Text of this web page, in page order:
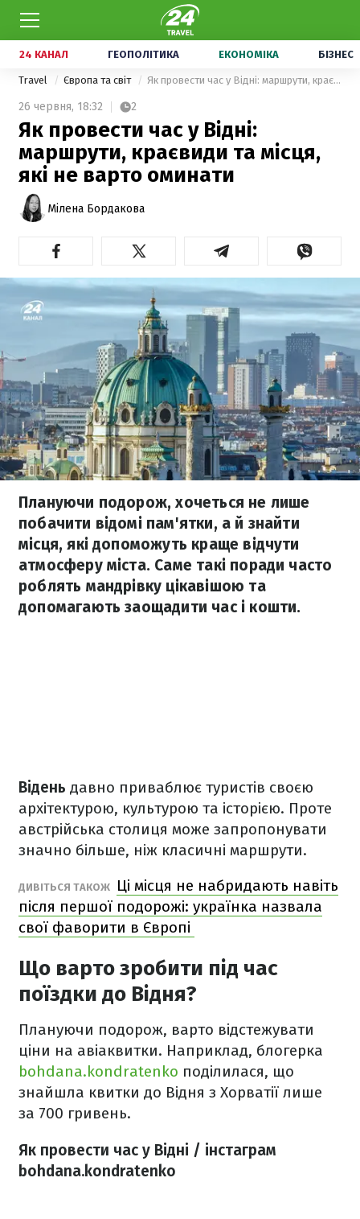
24 КАНАЛ ГЕОПОЛІТИКА ЕКОНОМІКА БІЗНЕС
Travel Європа та світ Як провести час у Відні: маршрути, краєвиди та місця, які не варто оминати
26 червня, 18:32 2
Як провести час у Відні:
маршрути, краєвиди та місця,
які не варто оминати
Мілена Бордакова
Плануючи подорож, хочеться не лише
побачити відомі пам'ятки, а й знайти
місця, які допоможуть краще відчути
атмосферу міста. Саме такі поради часто
роблять мандрівку цікавішою та
допомагають заощадити час і кошти.
Відень давно приваблює туристів своєю
архітектурою, культурою та історією. Проте
австрійська столиця може запропонувати
значно більше, ніж класичні маршрути.
ДИВІТЬСЯ ТАКОЖ
Ці місця не набридають навіть
після першої подорожі: українка назвала
свої фаворити в Європі
Що варто зробити під час
поїздки до Відня?
Плануючи подорож, варто відстежувати
ціни на авіаквитки. Наприклад, блогерка
bohdana.kondratenko поділилася, що
знайшла квитки до Відня з Хорватії лише
за 700 гривень.
Як провести час у Відні / інстаграм
bohdana.kondratenko